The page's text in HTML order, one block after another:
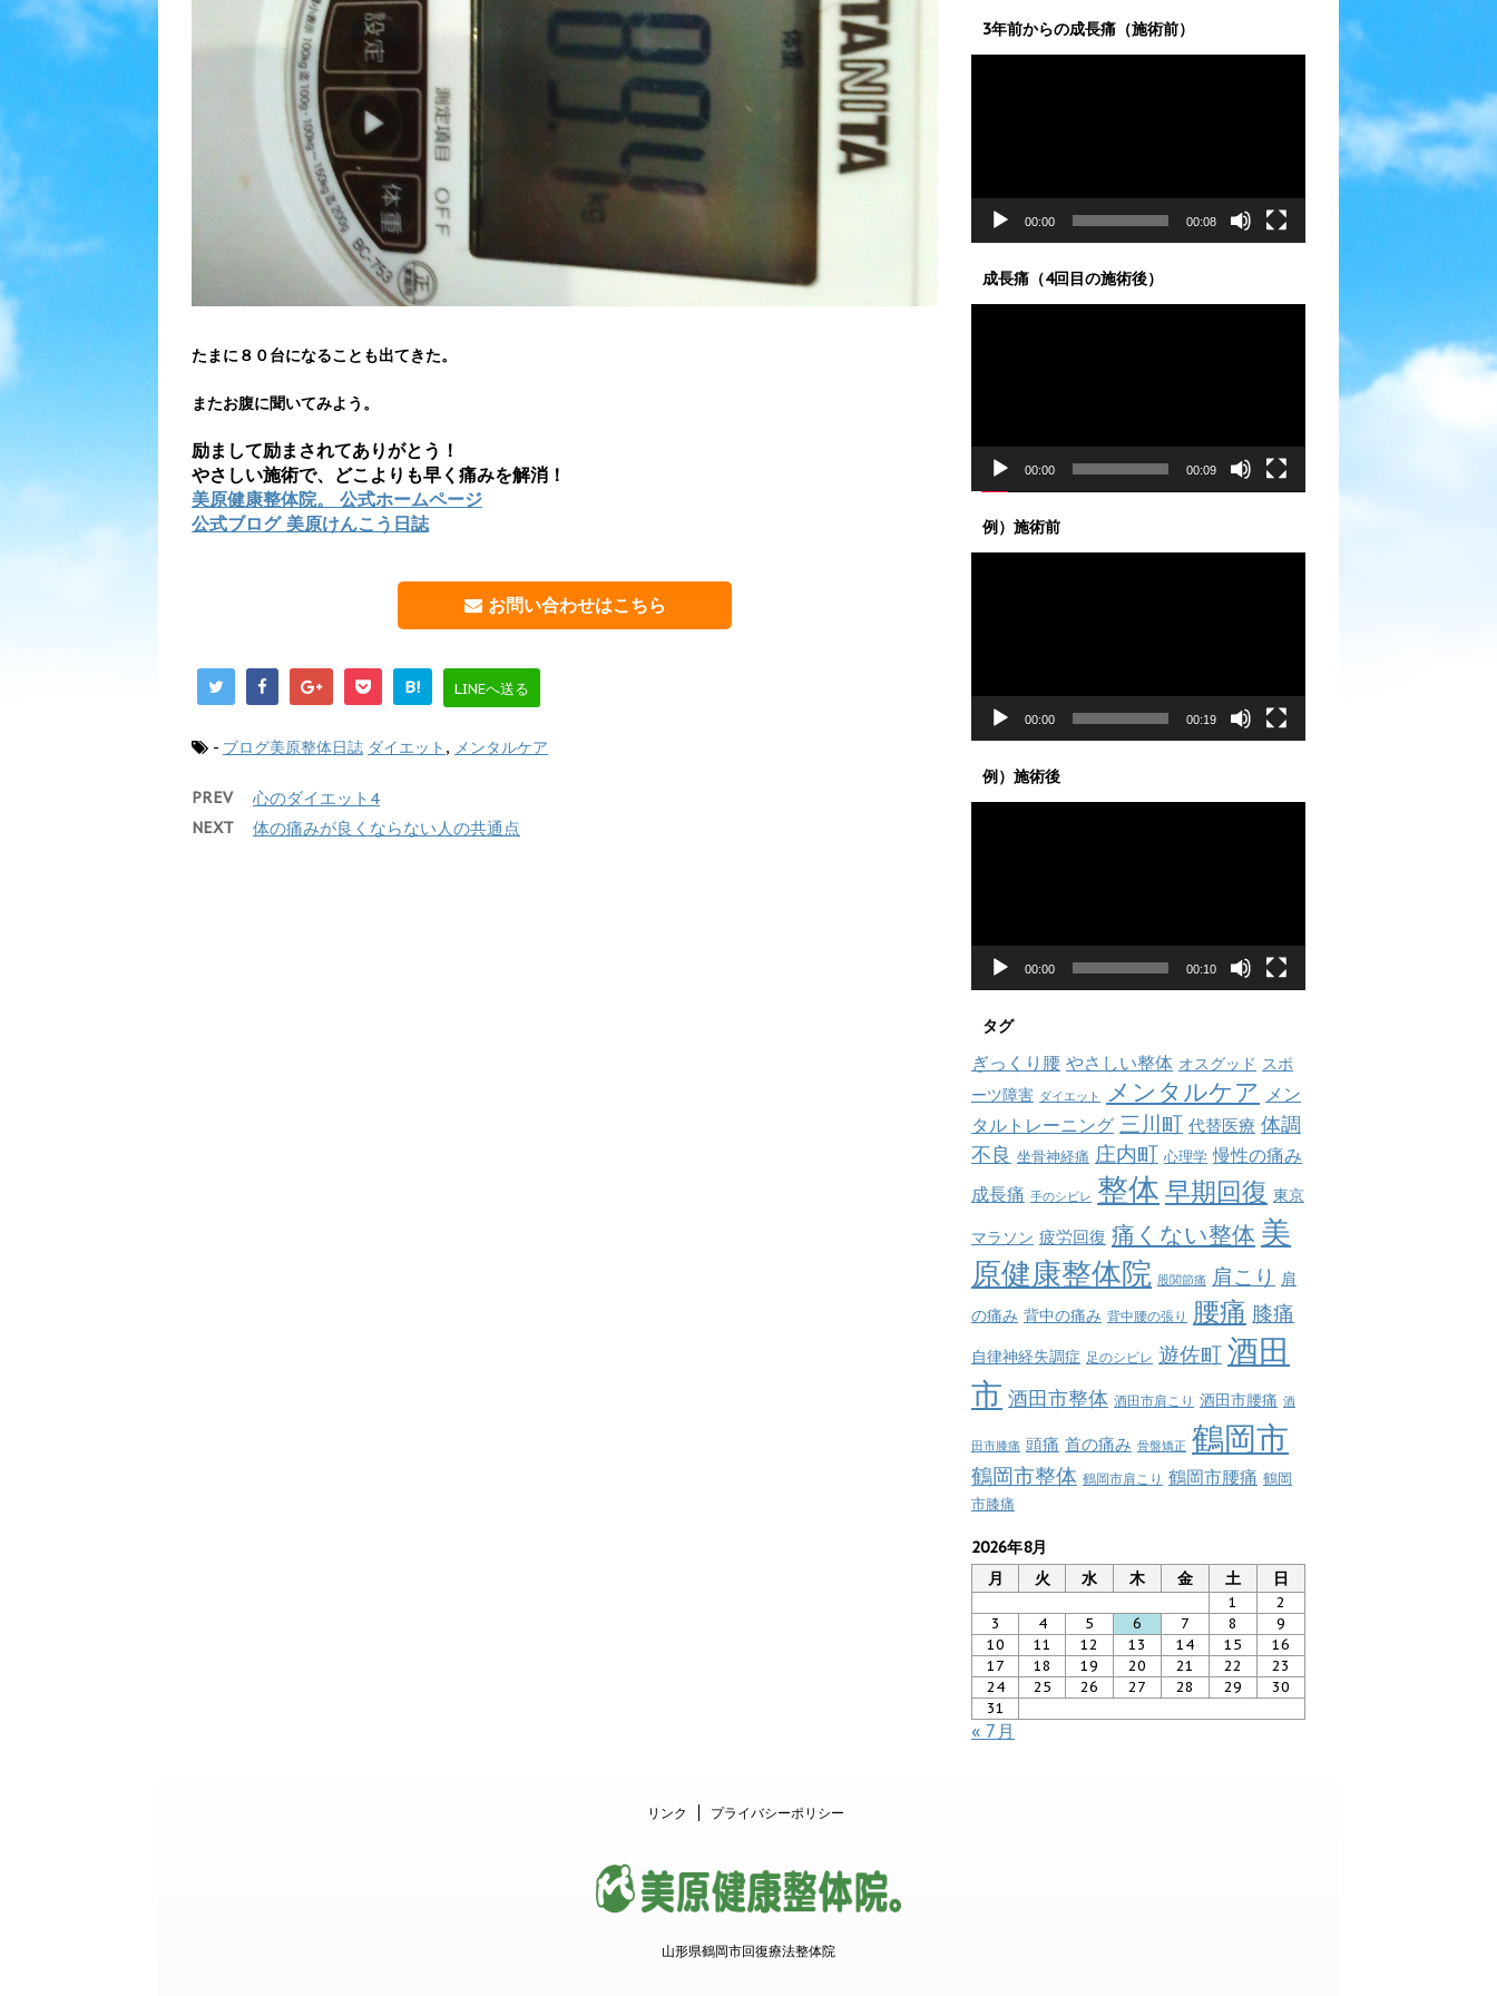
たまに８０台になることも出てきた。
またお腹に聞いてみよう。
励まして励まされてありがとう！
やさしい施術で、どこよりも早く痛みを解消！
美原健康整体院。 公式ホームページ
公式ブログ 美原けんこう日誌
お問い合わせはこちら
B! LINEへ送る
- ブログ美原整体日誌 ダイエット , メンタルケア
PREV 心のダイエット4
NEXT 体の痛みが良くならない人の共通点
3年前からの成長痛（施術前）
00:00 00:08
成長痛（4回目の施術後）
00:00 00:09
例）施術前
00:00 00:19
例）施術後
00:00 00:10
タグ
ぎっくり腰 やさしい整体 オスグッド スポ
ーツ障害 ダイエット メンタルケア メン
タルトレーニング 三川町 代替医療 体調
不良 坐骨神経痛 庄内町 心理学 慢性の痛み
成長痛 手のシビレ 整体 早期回復 東京
マラソン 疲労回復 痛くない整体 美
原健康整体院 股関節痛 肩こり 肩
の痛み 背中の痛み 背中腰の張り 腰痛 膝痛
自律神経失調症 足のシビレ 遊佐町 酒田
市 酒田市整体 酒田市肩こり 酒田市腰痛 酒
田市膝痛 頭痛 首の痛み 骨盤矯正 鶴岡市
鶴岡市整体 鶴岡市肩こり 鶴岡市腰痛 鶴岡
市膝痛
2026年8月
月
火 水 木 金 土 日
1
2
3
4 5 6 7 8
9
10
11 12 13 14 15
16
17
18 19 20 21 22
23
24
25 26 27 28 29
30
31
« 7月
リンク プライバシーポリシー
山形県鶴岡市回復療法整体院